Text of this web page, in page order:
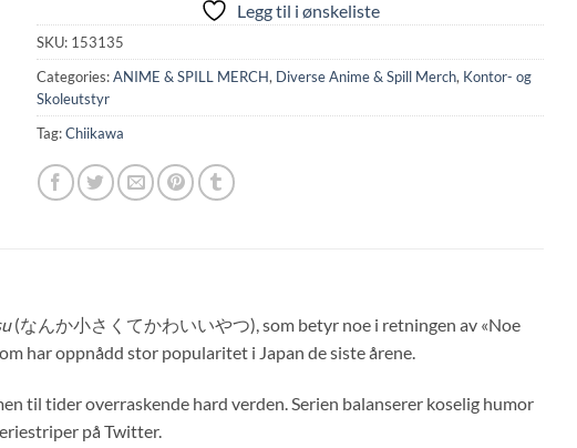
Legg til i ønskeliste
SKU: 153135
Categories:ANIME & SPILL MERCH, Diverse Anime & Spill Merch, Kontor- og
Skoleutstyr
Tag:Chiikawa
(なんか小さくてかわいいやつ), som betyr noe i retningen av «Noe
har oppnådd stor popularitet i Japan de siste årene.
til tider overraskende hard verden. Serien balanserer koselig humor
på Twitter.